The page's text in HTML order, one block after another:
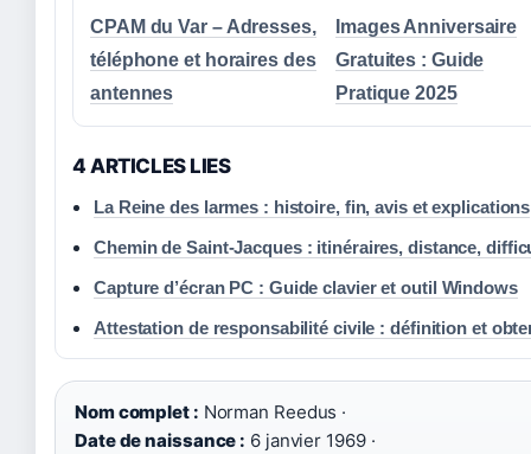
CPAM du Var – Adresses,
téléphone et horaires des
antennes
Images Anniversaire
Gratuites : Guide
Pratique 2025
4 ARTICLES LIES
La Reine des larmes : histoire, fin, avis et explications
Chemin de Saint-Jacques : itinéraires, distance,
Capture d’écran PC : Guide clavier et outil Windows
Attestation de responsabilité civile : définition et
Nom complet : Norman Reedus ·
Date de naissance : 6 janvier 1969 ·